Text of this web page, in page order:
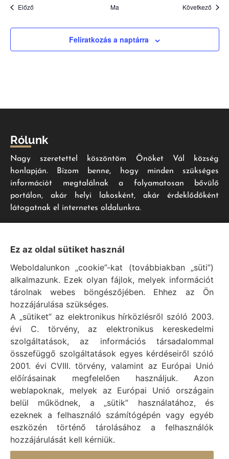
ElőzőEsemények Ma Következő
Feliratkozás a naptárra
Rólunk
Nagy szeretettel köszöntöm Önöket Vál község
honlapján. Bízom benne, hogy minden szükséges
információt megtalálnak a folyamatosan bővülő
portálon, akár helyi lakosként, akár érdeklődőként
látogatnak el internetes oldalunkra.
Impresszum
Vál Község Önkormányzat hivatalos honlapja
Vál Község Önkormányzat © 1996 - 2020
Adószám: 15727079-2-07
Adatvédelmi tájékoztató
Felelős: Bechtold Tamás polgármester
Cím: H-2473 Vál, Vajda János utca 2.
Telefon: +36 (22) 353-411
E-mail: polgarmester@val.hu
Elérhetőségek
+36 (22) 353-411
titkarsag@val.hu
Ez az oldal sütiket használ
Weboldalunkon „cookie”-kat (továbbiakban „süti”)
alkalmazunk. Ezek olyan fájlok, melyek információt
tárolnak webes böngészőjében. Ehhez az Ön
hozzájárulása szükséges.
A „sütiket” az elektronikus hírközlésről szóló 2003.
évi C. törvény, az elektronikus kereskedelmi
szolgáltatások, az információs társadalommal
összefüggő szolgáltatások egyes kérdéseiről szóló
2001. évi CVIII. törvény, valamint az Európai Unió
előírásainak megfelelően használjuk. Azon
weblapoknak, melyek az Európai Unió országain
belül működnek, a „sütik” használatához, és
ezeknek a felhasználó számítógépén vagy egyéb
eszközén történő tárolásához a felhasználók
hozzájárulását kell kérniük.